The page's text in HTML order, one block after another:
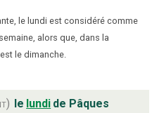
le lundi est considéré comme
alors que, dans la
le dimanche.
le lundi de Pâques